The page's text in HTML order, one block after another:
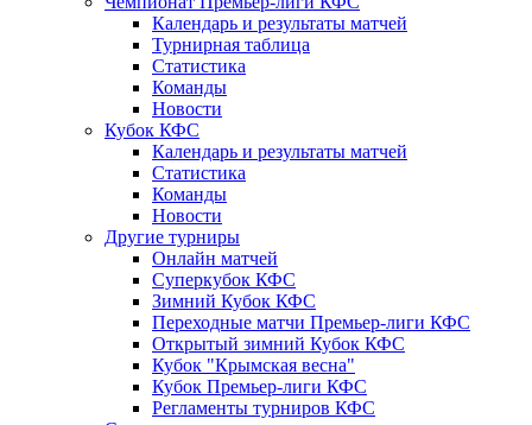
Календарь и результаты матчей
Турнирная таблица
Статистика
Команды
Новости
Кубок КФС
Календарь и результаты матчей
Статистика
Команды
Новости
Другие турниры
Онлайн матчей
Суперкубок КФС
Зимний Кубок КФС
Переходные матчи Премьер-лиги КФС
Открытый зимний Кубок КФС
Кубок "Крымская весна"
Кубок Премьер-лиги КФС
Регламенты турниров КФС